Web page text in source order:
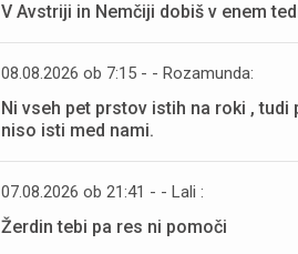
V Avstriji in Nemčiji dobiš v enem
08.08.2026 ob 7:15 - - Rozamunda:
Ni vseh pet prstov istih na roki , tudi
niso isti med nami.
07.08.2026 ob 21:41 - - Lali :
Žerdin tebi pa res ni pomoči